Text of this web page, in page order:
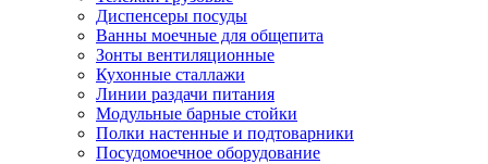
Диспенсеры посуды
Ванны моечные для общепита
Зонты вентиляционные
Кухонные сталлажи
Линии раздачи питания
Модульные барные стойки
Полки настенные и подтоварники
Посудомоечное оборудование